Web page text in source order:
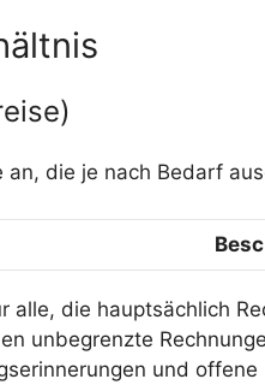
die je nach Bedarf
alle, die hauptsächlich
unbegrenzte
und